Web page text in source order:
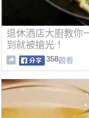
退休酒店大廚教你
到就被搶光！
358觀看